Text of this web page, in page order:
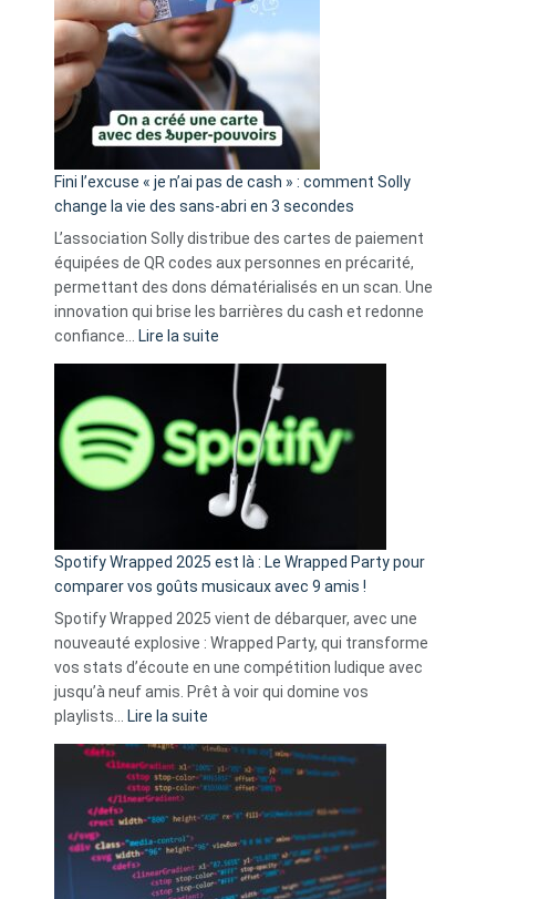
Fini l’excuse « je n’ai pas de cash » : comment Solly
change la vie des sans-abri en 3 secondes
L’association Solly distribue des cartes de paiement
équipées de QR codes aux personnes en précarité,
permettant des dons dématérialisés en un scan. Une
innovation qui brise les barrières du cash et redonne
confiance…
Lire la suite
l’excuse
je
n’ai
pas
de
cash
»
Solly
change
la
vie
sans-
abri
en
3
secondes
Spotify Wrapped 2025 est là : Le Wrapped Party pour
comparer vos goûts musicaux avec 9 amis !
Spotify Wrapped 2025 vient de débarquer, avec une
nouveauté explosive : Wrapped Party, qui transforme
vos stats d’écoute en une compétition ludique avec
jusqu’à neuf amis. Prêt à voir qui domine vos
playlists…
Lire la suite
Wrapped
2025
est
:
Le